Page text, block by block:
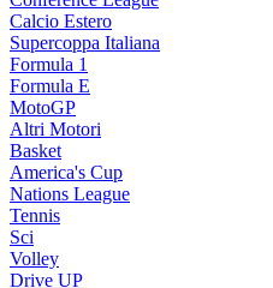
Calcio Estero
Supercoppa Italiana
Formula 1
Formula E
MotoGP
Altri Motori
Basket
America's Cup
Nations League
Tennis
Sci
Volley
Drive UP